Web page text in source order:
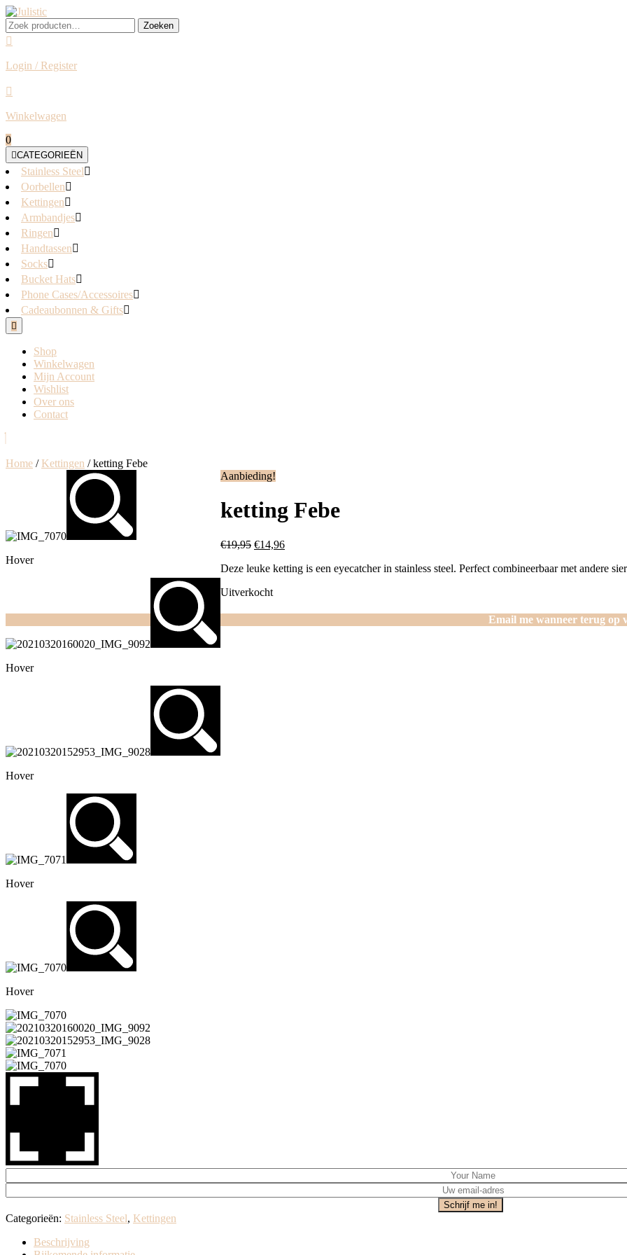
Skip
to
content
Zoeken
naar:
Zoeken
Login / Register
Login
Register
Winkelwagen
shopping
cart
0
CATEGORIEËN
Stainless Steel
Oorbellen
Kettingen
Armbandjes
Ringen
Handtassen
Socks
Bucket Hats
Phone Cases/Accessoires
Cadeaubonnen & Gifts
Open
Button
Shop
Winkelwagen
Mijn Account
Wishlist
Over ons
Contact
Close
Home / Kettingen / ketting Febe
Aanbieding!
Hover
Hover
Hover
Hover
Hover
ketting Febe
€19,95 €14,96
Deze leuke ketting is een eyecatcher in stainless steel. Perfect combineerbaar met andere
Uitverkocht
Email me wanneer terug op
Categorieën: Stainless Steel, Kettingen
Beschrijving